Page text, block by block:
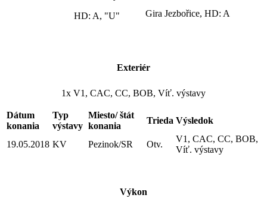
HD: A, "U"
Gira Jezbořice, HD: A
Exteriér
1x V1, CAC, CC, BOB, Víť. výstavy
Dátum
konania
Typ
výstavy
Miesto/ štát
konania
Trieda Výsledok
19.05.2018 KV Pezinok/SR Otv.
V1, CAC, CC, BOB,
Víť. výstavy
Výkon